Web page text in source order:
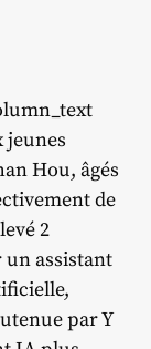
jeunes
Hou, âgés
de
2
assistant
par Y